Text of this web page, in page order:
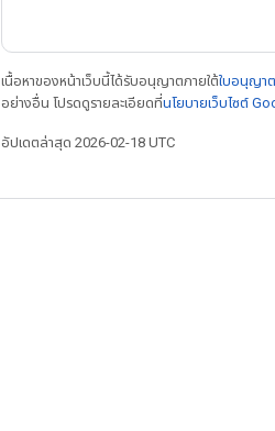
เนื้อหาของหน้าเว็บนี้ได้รับอนุญาตภายใต้ใบอนุญา
อย่างอื่น โปรดดูรายละเอียดที่นโยบายเว็บไซต์
อัปเดตล่าสุด 2026-02-18 UTC